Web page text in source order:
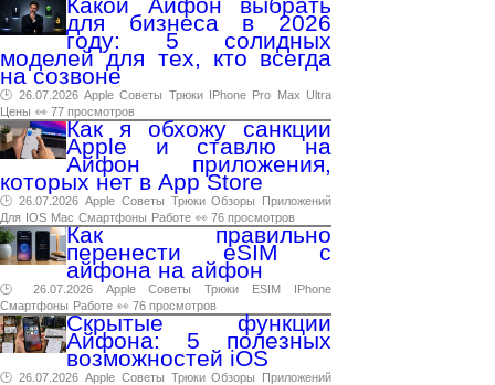
для бизнеса в 2026
году: 5 солидных
моделей для тех, кто всегда
на созвоне
🕑 26.07.2026 Apple Советы Трюки IPhone Pro Max Ultra
Цены 👀 77 просмотров
Как я обхожу санкции
Apple и ставлю на
Айфон приложения,
которых нет в App Store
🕑 26.07.2026 Apple Советы Трюки Обзоры
Приложений
Для IOS Mac Смартфоны Работе 👀 76 просмотров
Как правильно
перенести eSIM с
айфона на айфон
🕑 26.07.2026 Apple Советы Трюки ESIM
IPhone
Смартфоны Работе 👀 76 просмотров
Скрытые функции
Айфона: 5 полезных
возможностей iOS
🕑 26.07.2026 Apple Советы Трюки Обзоры
Приложений